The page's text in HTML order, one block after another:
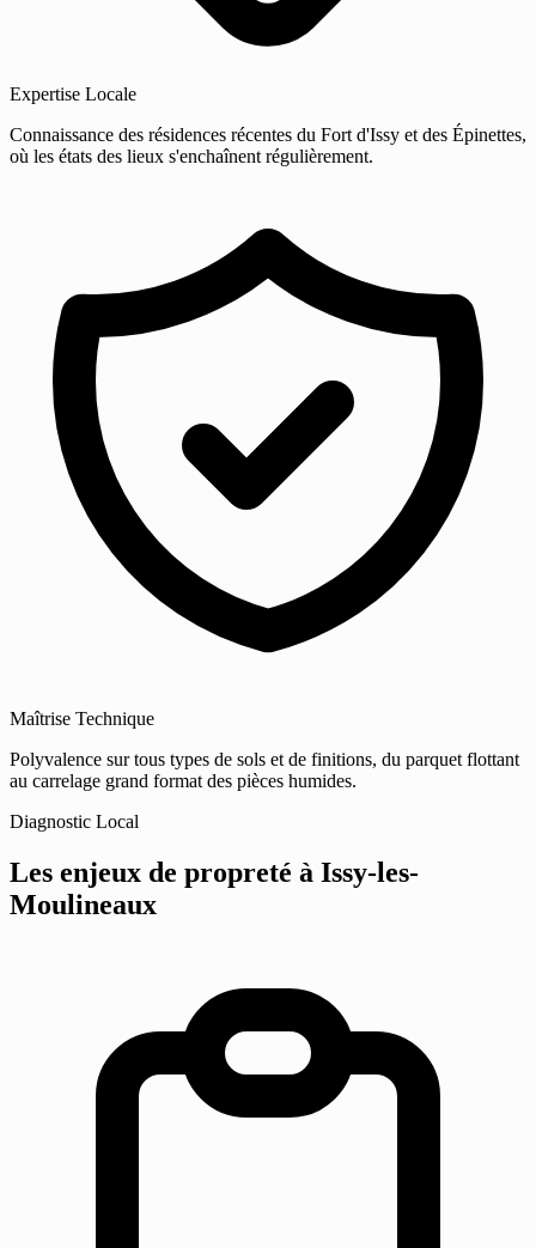
Expertise Locale
Connaissance des résidences récentes du Fort d'Issy et des Épinettes,
où les états des lieux s'enchaînent régulièrement.
Maîtrise Technique
Polyvalence sur tous types de sols et de finitions, du parquet flottant
au carrelage grand format des pièces humides.
Diagnostic Local
Les enjeux de propreté à Issy-les-
Moulineaux